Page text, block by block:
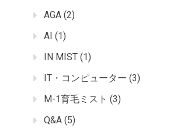
AGA (2)
AI (1)
IN MIST (1)
IT・コンピューター (3)
M-1育毛ミスト (3)
Q&A (5)